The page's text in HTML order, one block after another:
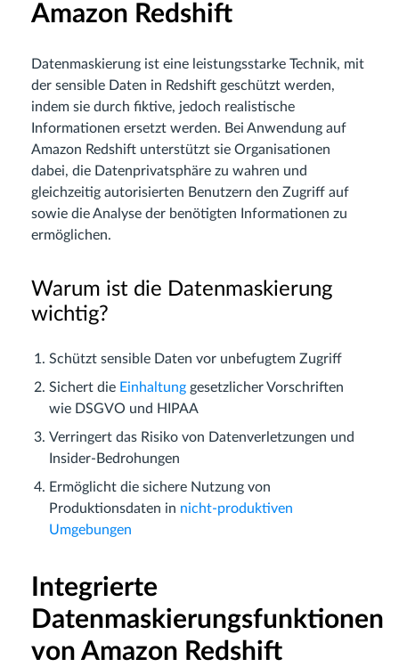
Amazon Redshift
Datenmaskierung ist eine leistungsstarke Technik, mit
der sensible Daten in Redshift geschützt werden,
indem sie durch fiktive, jedoch realistische
Informationen ersetzt werden. Bei Anwendung auf
Amazon Redshift unterstützt sie Organisationen
dabei, die Datenprivatsphäre zu wahren und
gleichzeitig autorisierten Benutzern den Zugriff auf
sowie die Analyse der benötigten Informationen zu
ermöglichen.
Warum ist die Datenmaskierung
wichtig?
Schützt sensible Daten vor unbefugtem Zugriff
Sichert die Einhaltung gesetzlicher Vorschriften
wie DSGVO und HIPAA
Verringert das Risiko von Datenverletzungen und
Insider-Bedrohungen
Ermöglicht die sichere Nutzung von
Produktionsdaten in nicht-produktiven
Umgebungen
Integrierte
Datenmaskierungsfunktionen
von Amazon Redshift